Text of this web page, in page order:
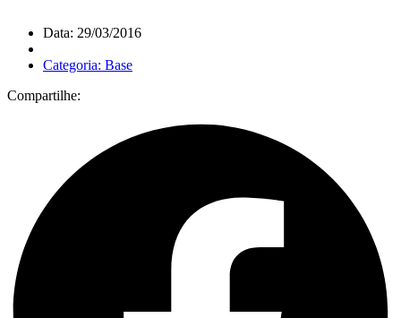
Data: 29/03/2016
Categoria: Base
Compartilhe: